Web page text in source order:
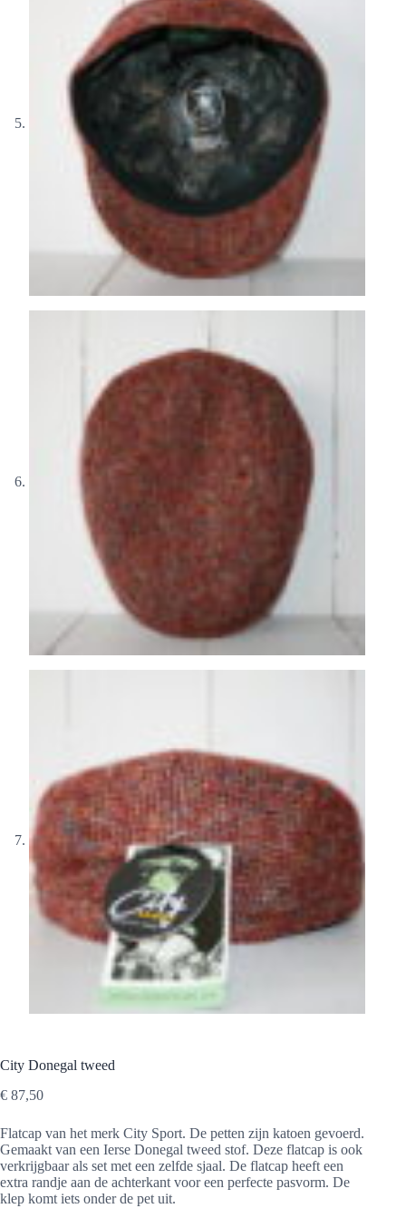
City Donegal tweed
€ 87,50
Flatcap van het merk City Sport. De petten zijn katoen gevoerd.
Gemaakt van een Ierse Donegal tweed stof. Deze flatcap is ook
verkrijgbaar als set met een zelfde sjaal. De flatcap heeft een
extra randje aan de achterkant voor een perfecte pasvorm. De
klep komt iets onder de pet uit.